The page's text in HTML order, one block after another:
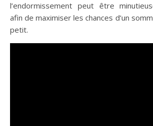
l’endormissement peut être
afin de maximiser les chances d’un
petit.